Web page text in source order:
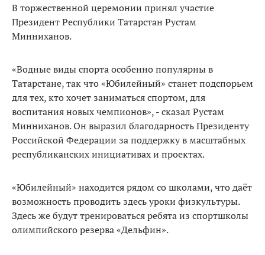
В торжественной церемонии принял участие
Президент Республики Татарстан Рустам
Минниханов.
«Водные виды спорта особенно популярны в
Татарстане, так что «Юбилейный» станет подспорьем
для тех, кто хочет заниматься спортом, для
воспитания новых чемпионов», - сказал Рустам
Минниханов. Он выразил благодарность Президенту
Российской Федерации за поддержку в масштабных
республиканских инициативах и проектах.
«Юбилейный» находится рядом со школами, что даёт
возможность проводить здесь уроки физкультуры.
Здесь же будут тренироваться ребята из спортшколы
олимпийского резерва «Дельфин».